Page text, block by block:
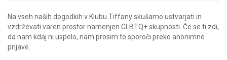
Na vseh naših dogodkih v Klubu Tiffany skušamo ustvarjati in
vzdrževati varen prostor namenjen GLBTQ+ skupnosti. Če se ti zdi,
da nam kdaj ni uspelo, nam prosim to sporoči preko anonimne
prijave.